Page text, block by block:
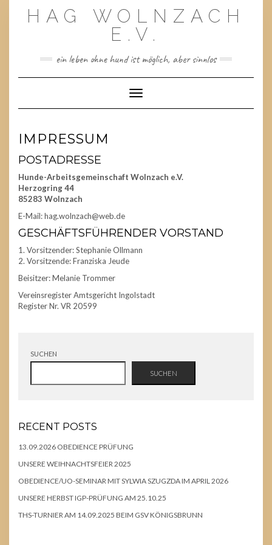
HAG WOLNZACH
E.V.
ein leben ohne hund ist möglich, aber sinnlos
Toggle Navigation
IMPRESSUM
POSTADRESSE
Hunde-Arbeitsgemeinschaft Wolnzach e.V.
Herzogring 44
85283 Wolnzach
E-Mail: hag.wolnzach@web.de
GESCHÄFTSFÜHRENDER VORSTAND
1. Vorsitzender: Stephanie Ollmann
2. Vorsitzende: Franziska Jeude
Beisitzer: Melanie Trommer
Vereinsregister Amtsgericht Ingolstadt
Register Nr. VR 20599
SUCHEN
SUCHEN
RECENT POSTS
13.09.2026 OBEDIENCE PRÜFUNG
UNSERE WEIHNACHTSFEIER 2025
OBEDIENCE/UO-SEMINAR MIT SYLWIA SZUGZDA IM APRIL 2026
UNSERE HERBST IGP-PRÜFUNG AM 25.10.25
THS-TURNIER AM 14.09.2025 BEIM GSV KÖNIGSBRUNN